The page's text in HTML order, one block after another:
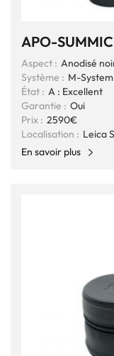
APO-
Aspect : Anodisé
Système : M-System
État : A : Excellent
Garantie : Oui
Prix : 2590€
Localisation : Leica
En savoir plus